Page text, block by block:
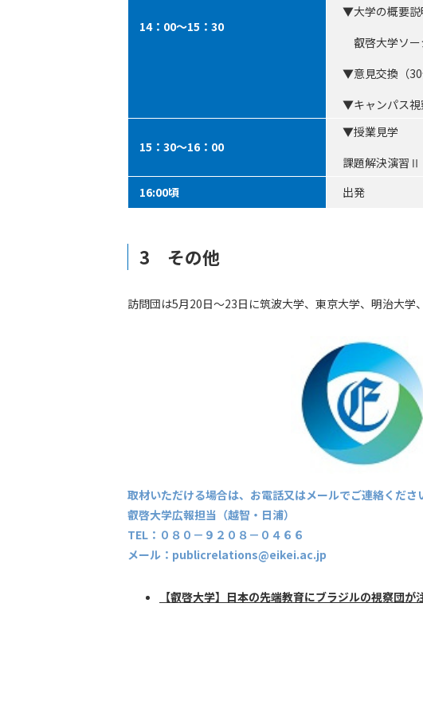
14：00～15：30
▼大学の概要説
叡啓大学ソ
▼意見交換（30
▼キャンパス視
15：30～16：00
▼授業見学
課題解決演習
16:00頃
出発
3 その他
訪問団は5月20日～23日に筑波大学、東京大学、明治大学
取材いただける場合は、お電話又はメールでご連絡くださ
叡啓大学広報担当（越智・日浦）
TEL：０８０－９２０８－０４６６
メール：publicrelations@eikei.ac.jp
【叡啓大学】日本の先端教育にブラジルの視察団